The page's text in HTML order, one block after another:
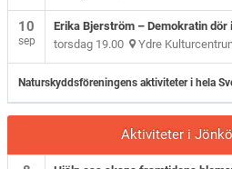
10
sep
Erika Bjerström – Demokratin dör
torsdag 19.00 Ydre
Naturskyddsföreningens aktiviteter i hela
Aktiviteter i